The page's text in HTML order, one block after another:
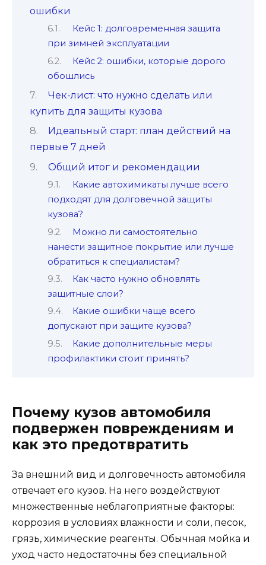
ошибки
Кейс 1: долговременная защита
при зимней эксплуатации
Кейс 2: ошибки, которые дорого
обошлись
Чек-лист: что нужно сделать или
купить для защиты кузова
Идеальный старт: план действий на
первые 7 дней
Общий итог и рекомендации
Какие автохимикаты лучше всего
подходят для долговечной защиты
кузова?
Можно ли самостоятельно
нанести защитное покрытие или лучше
обратиться к специалистам?
Как часто нужно обновлять
защитные слои?
Какие ошибки чаще всего
допускают при защите кузова?
Какие дополнительные меры
профилактики стоит принять?
Почему кузов автомобиля
подвержен повреждениям и
как это предотвратить
За внешний вид и долговечность автомобиля
отвечает его кузов. На него воздействуют
множественные неблагоприятные факторы:
коррозия в условиях влажности и соли, песок,
грязь, химические реагенты. Обычная мойка и
уход часто недостаточны без специальной